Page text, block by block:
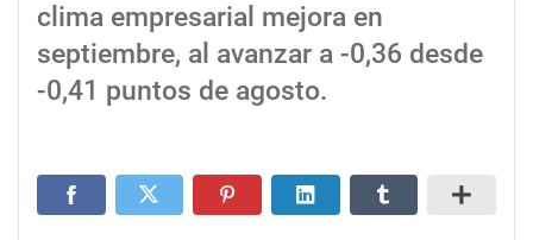
clima empresarial mejora en
septiembre, al avanzar a -0,36 desde
-0,41 puntos de agosto.